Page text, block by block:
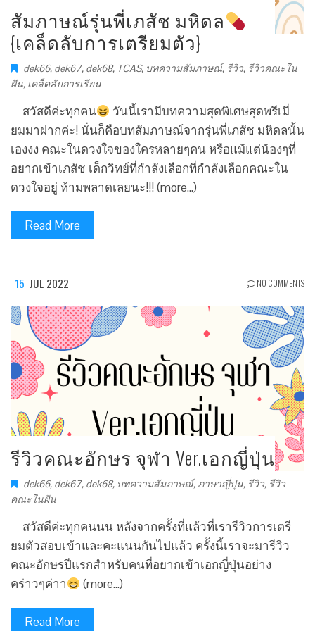
สัมภาษณ์รุ่นพี่เภสัช มหิดล
{เคล็ดลับการเตรียมตัว}
dek66, dek67, dek68, TCAS, บทความสัมภาษณ์, รีวิว, รีวิวคณะใน
ฝัน, เคล็ดลับการเรียน
สวัสดีค่ะทุกคน
วันนี้เรามีบทความสุดพิเศษสุดพรีเมี่
ยมมาฝากค่ะ! นั่นก็คือบทสัมภาษณ์จากรุ่นพี่เภสัช มหิดลนั้น
เองงง คณะในดวงใจของใครหลายๆคน หรือแม้แต่น้องๆที่
อยากเข้าเภสัช เด็กวิทย์ที่กำลังเลือกที่กำลังเลือกคณะใน
ดวงใจอยู่ ห้ามพลาดเลยนะ!!! (more…)
Read More
15 JUL 2022 NO COMMENTS
รีวิวคณะอักษร จุฬา Ver.เอกญี่ปุ่น
dek66, dek67, dek68, บทความสัมภาษณ์, ภาษาญี่ปุ่น, รีวิว, รีวิว
คณะในฝัน
สวัสดีค่ะทุกคนนน หลังจากครั้งที่แล้วที่เรารีวิวการเตรี
ยมตัวสอบเข้าและคะแนนกันไปแล้ว ครั้งนี้เราจะมารีวิว
คณะอักษรปีแรกสำหรับคนที่อยากเข้าเอกญี่ปุ่นอย่าง
คร่าวๆค่าา
(more…)
Read More